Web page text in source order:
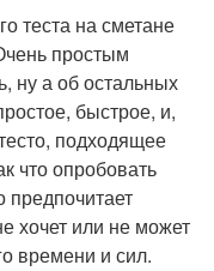
теста на сметане
простым
ну а об остальных
быстрое, и,
подходящее
что опробовать
предпочитает
хочет или не может
времени и сил.